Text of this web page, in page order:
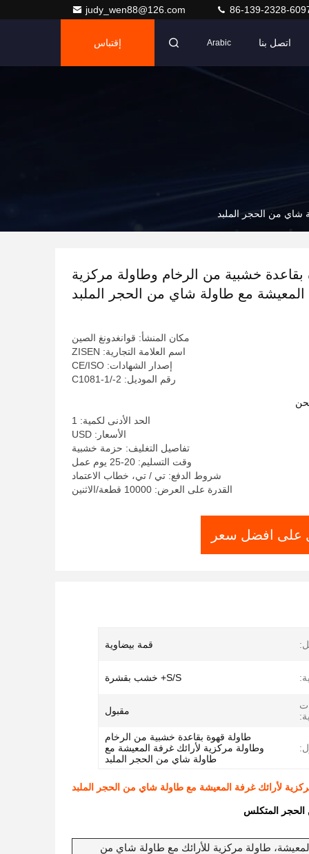
judy_wen88@126.com 86-139-2328-
اتصل بنا Arabic إقتباس
شاي من الحجر الملبد
بقاعدة خشبية من الرخام وطاولة مركزية
المعيشة مع طاولة شاي من الحجر الملبد
مكان المنشأ: قوانغدونغ الصين
اسم العلامة التجارية: ZISEN
إصدار الشهادات: CE/ISO
رقم الموديل: C1081-1/-2
الحد الأدنى لكمية: 1
الأسعار: USD
تفاصيل التغليف: حزمة خشبية
وقت التسليم: 20-25 يوم عمل
شروط الدفع: تي / تي، خطاب الاعتماد
القدرة على العرض: 10000 قطعة/الاثنين
على افضل سعر
قمة بيضاوية
S/S+ خشب بقشرة
مقبول
طاولة قهوة بقاعدة خشبية من الرخام
وطاولة مركزية لأرائك غرفة المعيشة مع
طاولة شاي من الحجر الملبد
لأرائك غرفة المعيشة مع طاولة شاي من الحجر الملبد
المتكلس
طاولة مركزية للأرائك مع طاولة شاي من